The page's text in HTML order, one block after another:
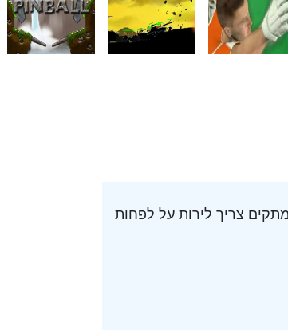
צריך לירות על לפחות